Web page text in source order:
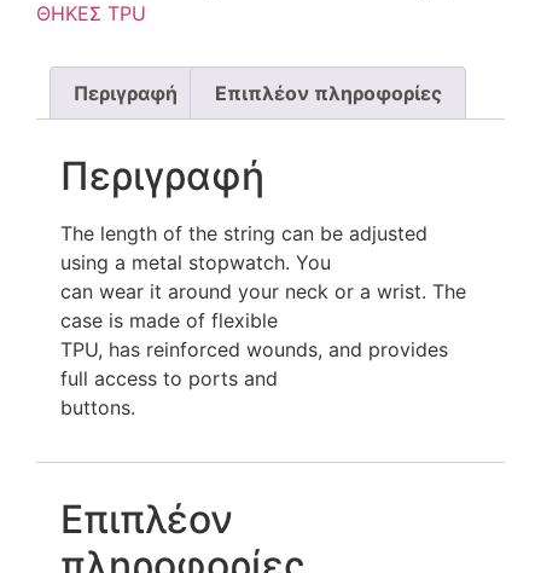
ΘΗΚΕΣ TPU
Περιγραφή Επιπλέον πληροφορίες
Περιγραφή
The length of the string can be adjusted
using a metal stopwatch. You
can wear it around your neck or a wrist. The
case is made of flexible
TPU, has reinforced wounds, and provides
full access to ports and
buttons.
Επιπλέον